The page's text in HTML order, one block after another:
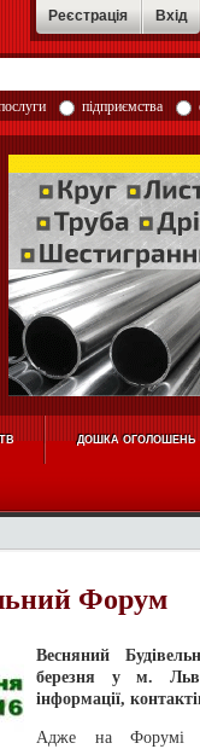
Реєстрація Вхід
підприємства
ДОШКА ОГОЛОШЕНЬ
Форум
Весняний
березня у м.
інформації,
Адже на Форумі